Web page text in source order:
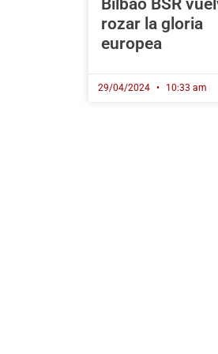
Bilbao BSR
rozar la gloria
europea
29/04/2024 10:33 am